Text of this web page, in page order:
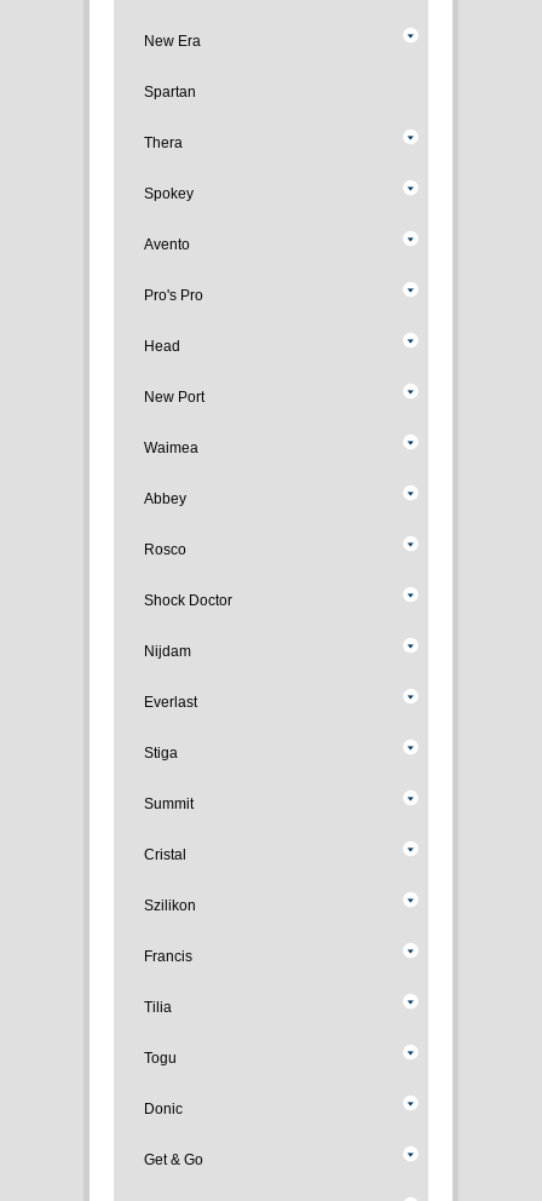
New Era
Spartan
Thera
Spokey
Avento
Pro's Pro
Head
New Port
Waimea
Abbey
Rosco
Shock Doctor
Nijdam
Everlast
Stiga
Summit
Cristal
Szilikon
Francis
Tilia
Togu
Donic
Get & Go